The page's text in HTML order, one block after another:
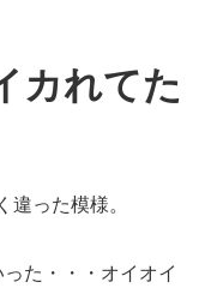
カれてた
違った模様。
た・・・オイオイ